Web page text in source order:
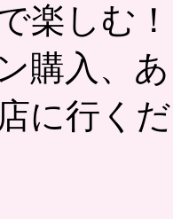
楽しむ
購入、
に行く